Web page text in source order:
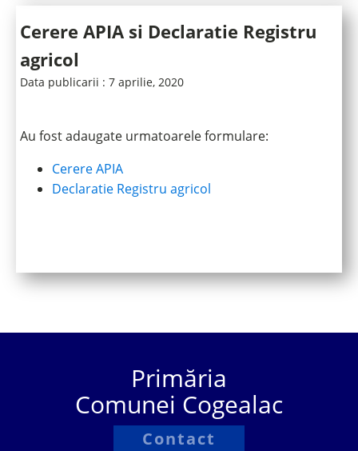
Cerere APIA si Declaratie Registru
agricol
Data publicarii : 7 aprilie, 2020
Au fost adaugate urmatoarele formulare:
Cerere APIA
Declaratie Registru agricol
Primăria
Comunei Cogealac
Contact